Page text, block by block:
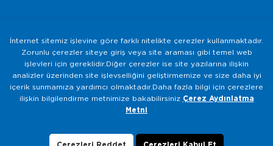
© 2M KABLO 2025 - Tüm Hakkı Saklıdır
Bilgi Toplumu Hizmetleri
Gizlilik ve Güvenlik Politikası
KVKK Aydınlatma Metni
Veri Sahibi Başvuru Formu
İnternet sitemiz işlevine göre farklı nitelikte çerezler kullanmaktadır.
Zorunlu çerezler siteye giriş veya site araması gibi temel web
işlevleri için gereklidir.Diğer çerezler ise site yazılarına ilişkin
analizler üzerinden site işlevselliğini geliştirmemize ve size daha iyi
içerik sunmamıza yardımcı olmaktadır.Daha fazla bilgi için çerezlere
ilişkin bilgilendirme metnimize bakabilirsiniz Çerez Aydınlatma
Metni